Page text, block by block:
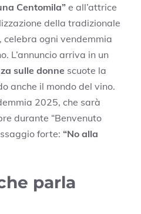
Centomila” e all’attrice
della tradizionale
ogni vendemmia
L’annuncio arriva in un
sulle donne scuote la
anche il mondo del vino.
2025, che sarà
durante “Benvenuto
forte: “No alla
parla